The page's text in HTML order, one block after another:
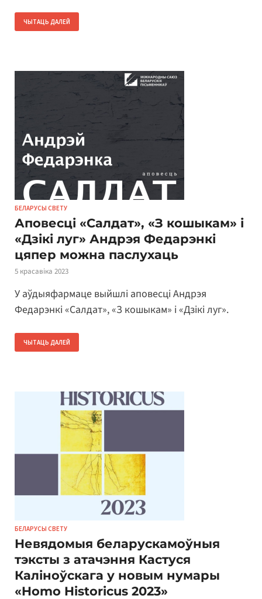
ЧЫТАЦЬ ДАЛЕЙ
БЕЛАРУСЫ СВЕТУ
Аповесці «Салдат», «З кошыкам» і
«Дзікі луг» Андрэя Федарэнкі
цяпер можна паслухаць
5 красавіка 2023
У аўдыяфармаце выйшлі аповесці Андрэя
Федарэнкі «Салдат», «З кошыкам» і «Дзікі луг».
ЧЫТАЦЬ ДАЛЕЙ
БЕЛАРУСЫ СВЕТУ
Невядомыя беларускамоўныя
тэксты з атачэння Кастуся
Каліноўскага у новым нумары
«Homo Historicus 2023»